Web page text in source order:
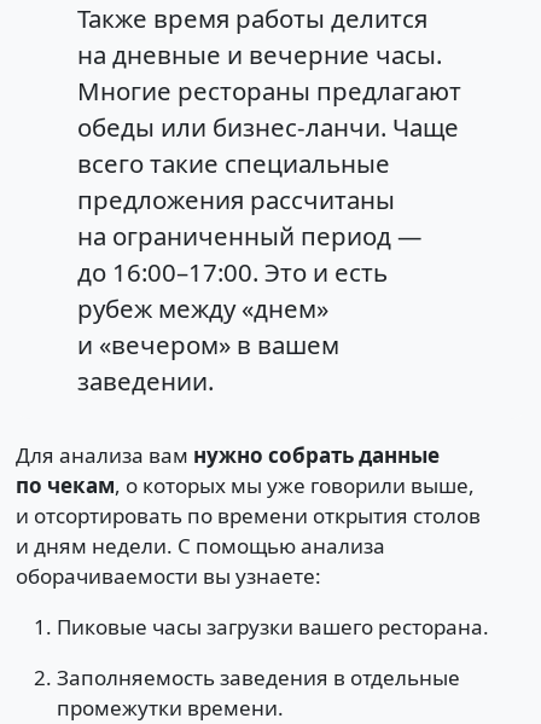
Также время работы делится
на дневные и вечерние часы.
Многие рестораны предлагают
обеды или бизнес-ланчи. Чаще
всего такие специальные
предложения рассчитаны
на ограниченный период —
до 16:00–17:00. Это и есть
рубеж между «днем»
и «вечером» в вашем
заведении.
Для анализа вам нужно собрать данные
по чекам, о которых мы уже говорили выше,
и отсортировать по времени открытия столов
и дням недели. С помощью анализа
оборачиваемости вы узнаете:
Пиковые часы загрузки вашего ресторана.
Заполняемость заведения в отдельные
промежутки времени.